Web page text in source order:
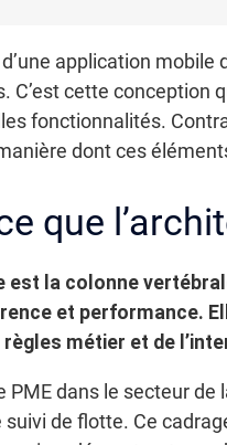
d’une application
C’est cette conception
fonctionnalités.
dont ces
que
est la colonne
et performance.
règles métier et de
PME dans le secteur
de flotte. Ce